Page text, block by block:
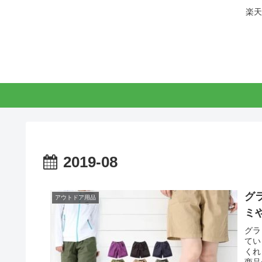
楽
2019-08
アウトドア用品
グ
ミ
グ
て
く